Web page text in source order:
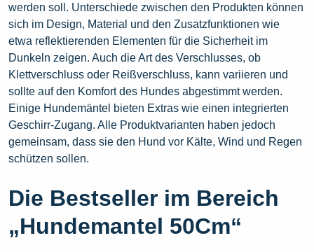
werden soll. Unterschiede zwischen den Produkten können
sich im Design, Material und den Zusatzfunktionen wie
etwa reflektierenden Elementen für die Sicherheit im
Dunkeln zeigen. Auch die Art des Verschlusses, ob
Klettverschluss oder Reißverschluss, kann variieren und
sollte auf den Komfort des Hundes abgestimmt werden.
Einige Hundemäntel bieten Extras wie einen integrierten
Geschirr-Zugang. Alle Produktvarianten haben jedoch
gemeinsam, dass sie den Hund vor Kälte, Wind und Regen
schützen sollen.
Die Bestseller im Bereich
„Hundemantel 50Cm“